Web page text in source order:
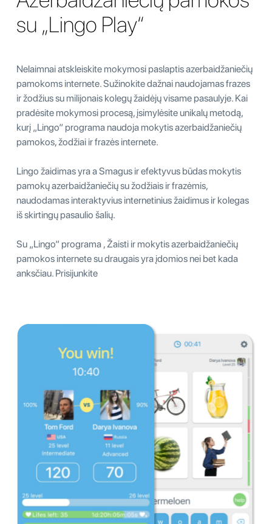
su „Lingo Play“
Nelaimnai atskleiskite mokymosi paslaptis azerbaidžaniečių
pamokoms internete. Sužinokite dažnai naudojamas frazes
ir žodžius su milijonais kolegų žaidėjų visame pasaulyje. Kai
pradėsite mokymosi procesą, įsimylėsite unikalų metodą,
kurį „Lingo“ programa naudoja mokytis azerbaidžaniečių
pamokos, žodžiai ir frazės internete.
Lingo žaidimas yra a Smagus ir efektyvus būdas mokytis
pamokų azerbaidžaniečių su žodžiais ir frazėmis,
naudodamas interaktyvius internetinius žaidimus ir kolegas
iš skirtingų pasaulio šalių.
Su „Lingo“ programa , Žaisti ir mokytis azerbaidžaniečių
pamokos internete su draugais yra įdomios nei bet kada
anksčiau. Prisijunkite